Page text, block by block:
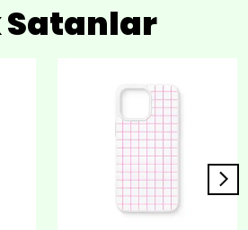
Satanlar